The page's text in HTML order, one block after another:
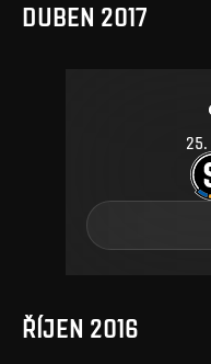
DUBEN 2017
25.
ŘÍJEN 2016